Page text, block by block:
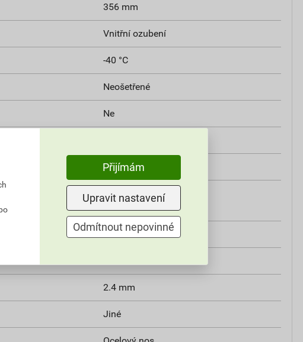
356 mm
Vnitřní ozubení
-40 °C
Neošetřené
Ne
Žádné
materiálu dle
V2
normy ASTM D6779 Ne
2.4 mm
Jiné
Přijímám
Upravit nastavení
Odmítnout nepovinné